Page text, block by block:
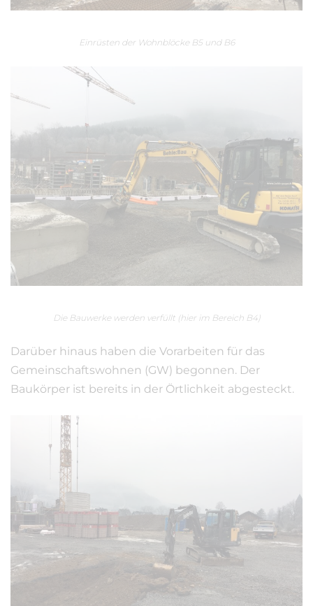
Einrüsten der Wohnblöcke B5 und B6
Die Bauwerke werden verfüllt (hier im Bereich B4)
Darüber hinaus haben die Vorarbeiten für das
Gemeinschaftswohnen (GW) begonnen. Der
Baukörper ist bereits in der Örtlichkeit abgesteckt.